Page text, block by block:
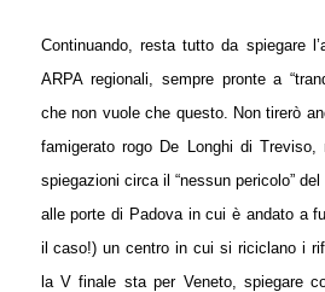
Continuando, resta tutto da spiegare
ARPA regionali, sempre pronte a
che non vuole che questo. Non tirerò
famigerato rogo De Longhi di Treviso,
spiegazioni circa il “nessun pericolo”
alle porte di Padova in cui è andato a
il caso!) un centro in cui si riciclano i
la V finale sta per Veneto, spiegare